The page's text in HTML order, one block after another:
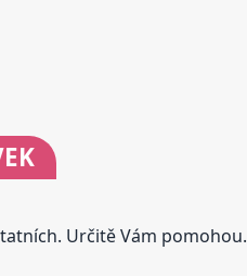
Určitě Vám pomohou.